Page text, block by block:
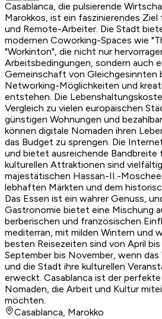
Casablanca, die pulsierende
Marokkos, ist ein faszinierendes
und Remote-Arbeiter. Die Stadt
modernen Coworking-Spaces wie
"Workinton", die nicht nur
Arbeitsbedingungen, sondern auch
Gemeinschaft von Gleichgesinnten
Networking-Möglichkeiten und
entstehen. Die
Vergleich zu vielen europäischen
günstigen Wohnungen und
können digitale Nomaden ihren
das Budget zu sprengen. Die
und bietet ausreichende Bandbreite
kulturellen Attraktionen sind
majestätischen Hassan-II.-Moschee
lebhaften Märkten und dem
Das Essen ist ein wahrer Genuss,
Gastronomie bietet eine Mischung
berberischen und französischen
mediterran, mit milden Wintern und
besten Reisezeiten sind von April
September bis November, wenn
und die Stadt ihre kulturellen
erweckt. Casablanca ist der
Nomaden, die Arbeit und Kultur
möchten.
Casablanca, Marokko